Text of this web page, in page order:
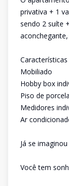
privativa + 1
sendo 2 suíte
Mobiliado
Hobby box
Piso de
Medidores
Ar
Já se
Você tem